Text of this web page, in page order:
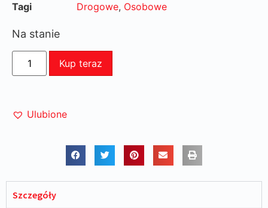
Tagi
Drogowe, Osobowe
Na stanie
Kup teraz
Ulubione
Szczegóły